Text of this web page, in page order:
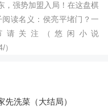
，强势加盟入局！在这盘棋
阅读名义：侯亮平堵门？一
请关注（悠闲小说
洗菜（大结局）